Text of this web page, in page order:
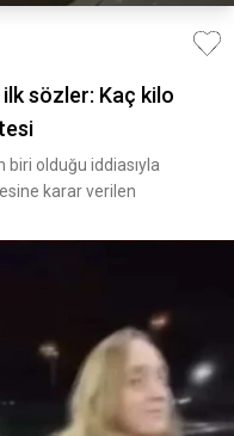
ilk sözler: Kaç kilo
biri olduğu iddiasıyla
karar verilen